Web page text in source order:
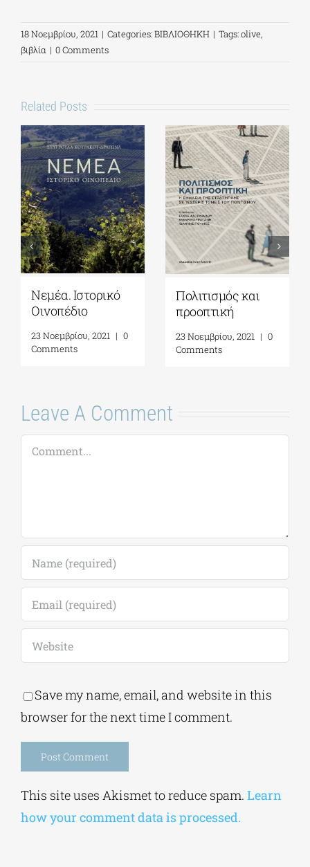
18 Νοεμβρίου, 2021 | Categories:ΒΙΒΛΙΟΘΗΚΗ | Tags:olive,
βιβλία | 0 Comments
Related Posts
Νεμέα. Ιστορικό
Οινοπέδιο
23 Νοεμβρίου, 2021 | 0
Comments
Πολιτισμός και
προοπτική
23 Νοεμβρίου, 2021 | 0
Comments
Leave A Comment
Comment
Save my name, email, and website in this
browser for the next time I comment.
This site uses Akismet to reduce spam. Learn
how your comment data is processed.